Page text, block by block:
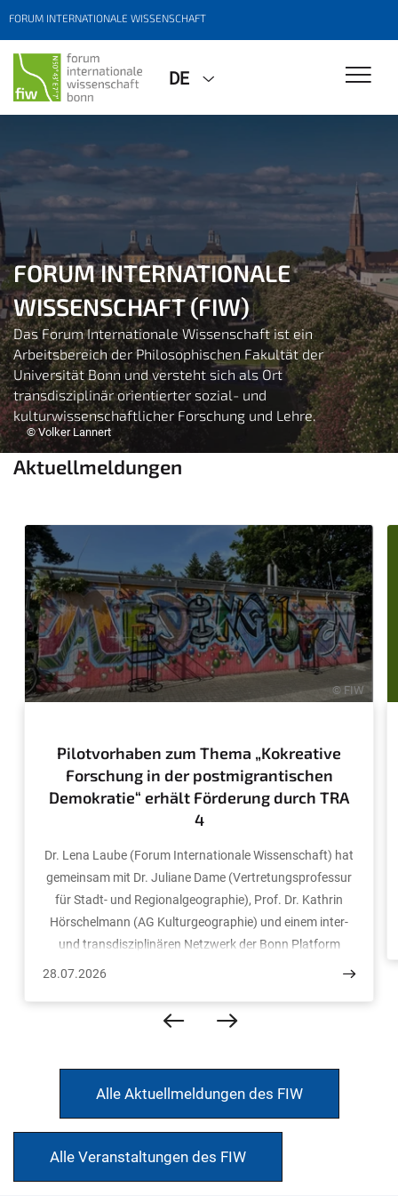
FORUM INTERNATIONALE WISSENSCHAFT
DE
FORUM INTERNATIONALE
WISSENSCHAFT (FIW)
Das Forum Internationale Wissenschaft ist ein
Arbeitsbereich der Philosophischen Fakultät der
Universität Bonn und versteht sich als Ort
transdisziplinär orientierter sozial- und
kulturwissenschaftlicher Forschung und Lehre.
© Volker Lannert
Aktuellmeldungen
© FIW
Pilotvorhaben zum Thema „Kokreative
Forschung in der postmigrantischen
Demokratie“ erhält Förderung durch TRA
4
Dr. Lena Laube (Forum Internationale Wissenschaft) hat
gemeinsam mit Dr. Juliane Dame (Vertretungsprofessur
für Stadt- und Regionalgeographie), Prof. Dr. Kathrin
Hörschelmann (AG Kulturgeographie) und einem inter-
und transdisziplinären Netzwerk der Bonn Platform
Forced Migration Studies eine Förderung zur Umsetzung
in der postmigrantischen Demokratie“ durch die
Transdisciplinary Research Areas) sind insgesamt sechs
sogenannte Innovationsräume für Forschung und Lehre
Wissenschaftler*innen fachübergreifend
28.07.2026
Alle Aktuellmeldungen des FIW
Alle Veranstaltungen des FIW